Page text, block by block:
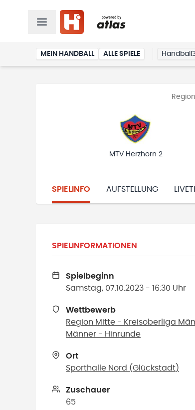
MEIN HANDBALL ALLE SPIELE
MTV Herzhorn 2
SPIELINFO AUFSTELLUNG
SPIELINFORMATIONEN
Spielbeginn
Samstag, 07.10.2023 - 16:30 Uhr
Wettbewerb
Region Mitte - Kreisoberliga
Männer - Hinrunde
Ort
Sporthalle Nord (Glückstadt)
Zuschauer
65